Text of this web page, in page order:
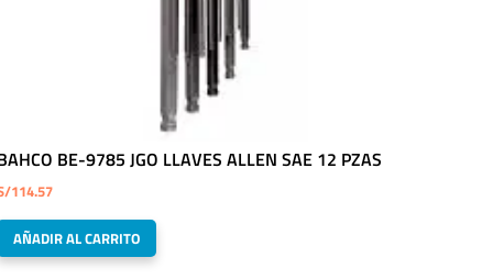
BE-9785 JGO LLAVES ALLEN SAE 12 PZAS
114.57
AÑADIR AL CARRITO